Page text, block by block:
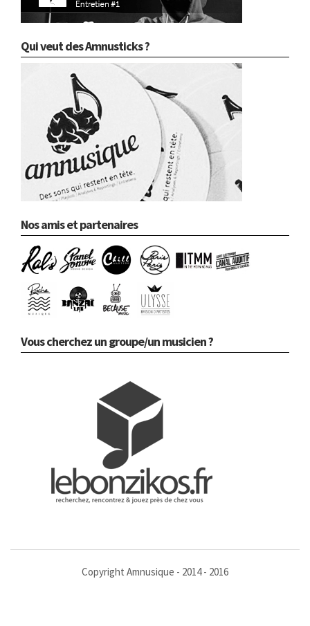
Qui veut des Amnusticks ?
Nos amis et partenaires
Vous cherchez un groupe/un musicien ?
Copyright Amnusique - 2014 - 2016